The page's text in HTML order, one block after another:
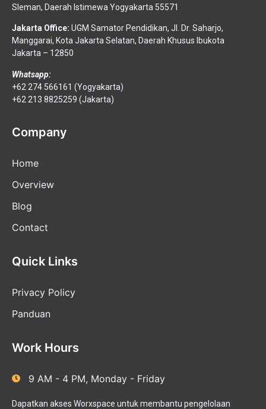
Sleman, Daerah Istimewa Yogyakarta 55571
Jakarta Office: UGM Samator Pendidikan, Jl. Dr. Saharjo,
Manggarai, Kota Jakarta Selatan, Daerah Khusus Ibukota
Jakarta – 12850
Whatsapp:
+62 274 566161 (Yogyakarta)
+62 213 8825259 (Jakarta)
Company
Home
Overview
Blog
Contact
Quick Links
Privacy Policy
Panduan
Work Hours
9 AM - 4 PM, Monday - Friday
Dapatkan akses Worxspace untuk membantu pengelolaan